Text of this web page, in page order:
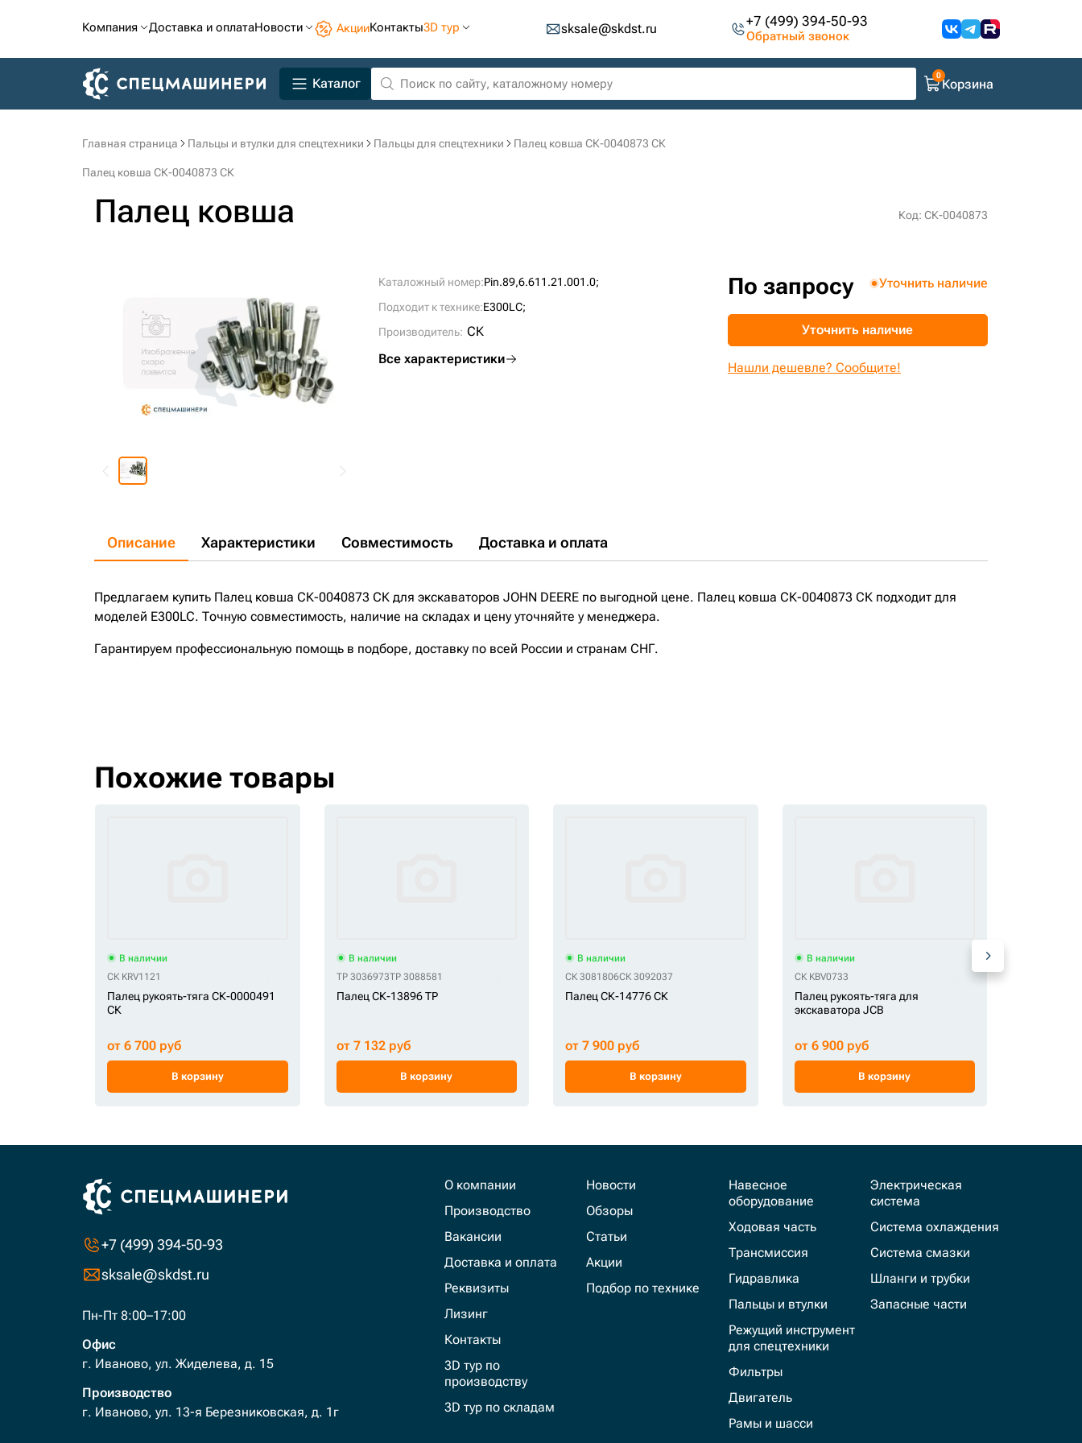
Компания Доставка и оплатаНовости АкцииКонтакты3D тур sksale@skdst.ru +7 (499) 394-50-93
Обратный звонок
Каталог Корзина
Главная страница Пальцы и втулки для спецтехники Пальцы для спецтехники Палец ковша СК-0040873 СК
Палец ковша СК-0040873 СК
Палец ковша Код: СК-0040873
Каталожный номер:Pin.89,6.611.21.001.0;
Подходит к технике:E300LC;
Производитель: СК
Все характеристики
По запросу Уточнить наличие
Уточнить наличие
Нашли дешевле? Сообщите!
Описание Характеристики Совместимость Доставка и оплата
Предлагаем купить Палец ковша СК-0040873 СК для экскаваторов JOHN DEERE по выгодной цене. Палец ковша СК-0040873 СК подходит для
моделей E300LC. Точную совместимость, наличие на складах и цену уточняйте у менеджера.
Гарантируем профессиональную помощь в подборе, доставку по всей России и странам СНГ.
Похожие товары
В наличии
СК KRV1121
Палец рукоять-тяга СК-0000491
СК
от 6 700 руб
В корзину
В наличии
TP 3036973TP 3088581
Палец СК-13896 TP
от 7 132 руб
В корзину
В наличии
СК 3081806СК 3092037
Палец СК-14776 СК
от 7 900 руб
В корзину
В наличии
СК KBV0733
Палец рукоять-тяга для
экскаватора JCB
от 6 900 руб
В корзину
+7 (499) 394-50-93
sksale@skdst.ru
Пн-Пт 8:00–17:00
Офис
г. Иваново, ул. Жиделева, д. 15
Производство
г. Иваново, ул. 13-я Березниковская, д. 1г
О компании
Производство
Вакансии
Доставка и оплата
Реквизиты
Лизинг
Контакты
3D тур по
производству
3D тур по складам
Новости
Обзоры
Статьи
Акции
Подбор по технике
Навесное
оборудование
Ходовая часть
Трансмиссия
Гидравлика
Пальцы и втулки
Режущий инструмент
для спецтехники
Фильтры
Двигатель
Рамы и шасси
Электрическая
система
Система охлаждения
Система смазки
Шланги и трубки
Запасные части